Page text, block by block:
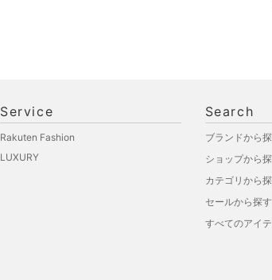
Service
Rakuten Fashion
LUXURY
Search
ブランドから
ショップから
カテゴリから
セールから探す
すべてのアイ